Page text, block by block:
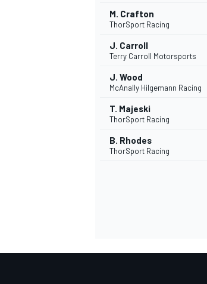
M. Crafton
ThorSport Racing
J. Carroll
Terry Carroll Motorsports
J. Wood
McAnally Hilgemann Racing
T. Majeski
ThorSport Racing
B. Rhodes
ThorSport Racing